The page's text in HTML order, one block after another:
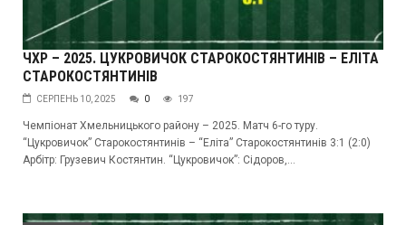
ЧХР – 2025. ЦУКРОВИЧОК СТАРОКОСТЯНТИНІВ – ЕЛІТА
СТАРОКОСТЯНТИНІВ
СЕРПЕНЬ 10, 2025 0 197
Чемпіонат Хмельницького району – 2025. Матч 6-го туру.
“Цукровичок” Старокостянтинів – “Еліта” Старокостянтинів 3:1 (2:0)
Арбітр: Грузевич Костянтин. “Цукровичок”: Сідоров,...